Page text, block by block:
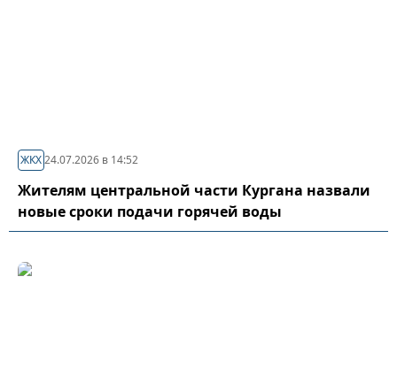
ЖКХ24.07.2026 в 14:52
Жителям центральной части Кургана назвали
новые сроки подачи горячей воды